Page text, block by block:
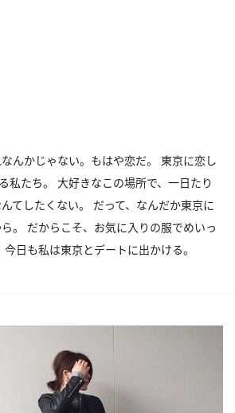
んかじゃない。もはや恋だ。 東京に恋し
私たち。 大好きなこの場所で、一日たり
てしたくない。 だって、なんだか東京に
。 だからこそ、お気に入りの服でめいっ
日も私は東京とデートに出かける。